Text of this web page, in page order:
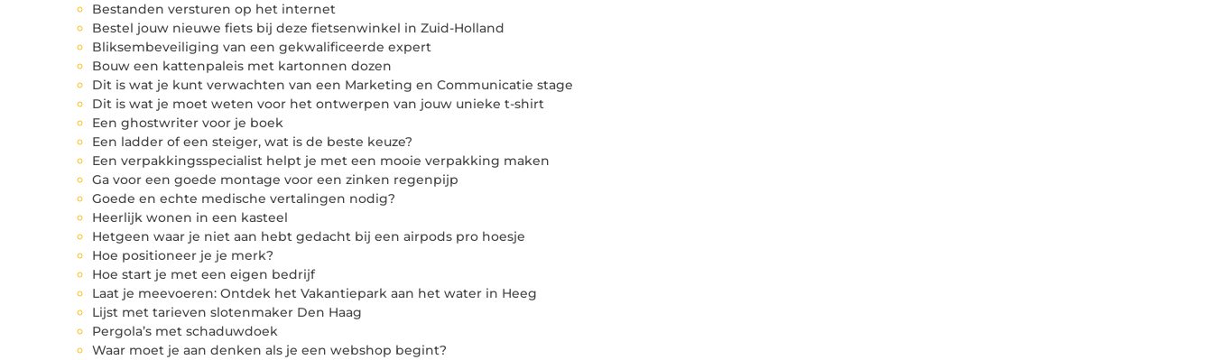
Bestanden versturen op het internet
Bestel jouw nieuwe fiets bij deze fietsenwinkel in Zuid-Holland
Bliksembeveiliging van een gekwalificeerde expert
Bouw een kattenpaleis met kartonnen dozen
Dit is wat je kunt verwachten van een Marketing en Communicatie stage
Dit is wat je moet weten voor het ontwerpen van jouw unieke t-shirt
Een ghostwriter voor je boek
Een ladder of een steiger, wat is de beste keuze?
Een verpakkingsspecialist helpt je met een mooie verpakking maken
Ga voor een goede montage voor een zinken regenpijp
Goede en echte medische vertalingen nodig?
Heerlijk wonen in een kasteel
Hetgeen waar je niet aan hebt gedacht bij een airpods pro hoesje
Hoe positioneer je je merk?
Hoe start je met een eigen bedrijf
Laat je meevoeren: Ontdek het Vakantiepark aan het water in Heeg
Lijst met tarieven slotenmaker Den Haag
Pergola’s met schaduwdoek
Waar moet je aan denken als je een webshop begint?